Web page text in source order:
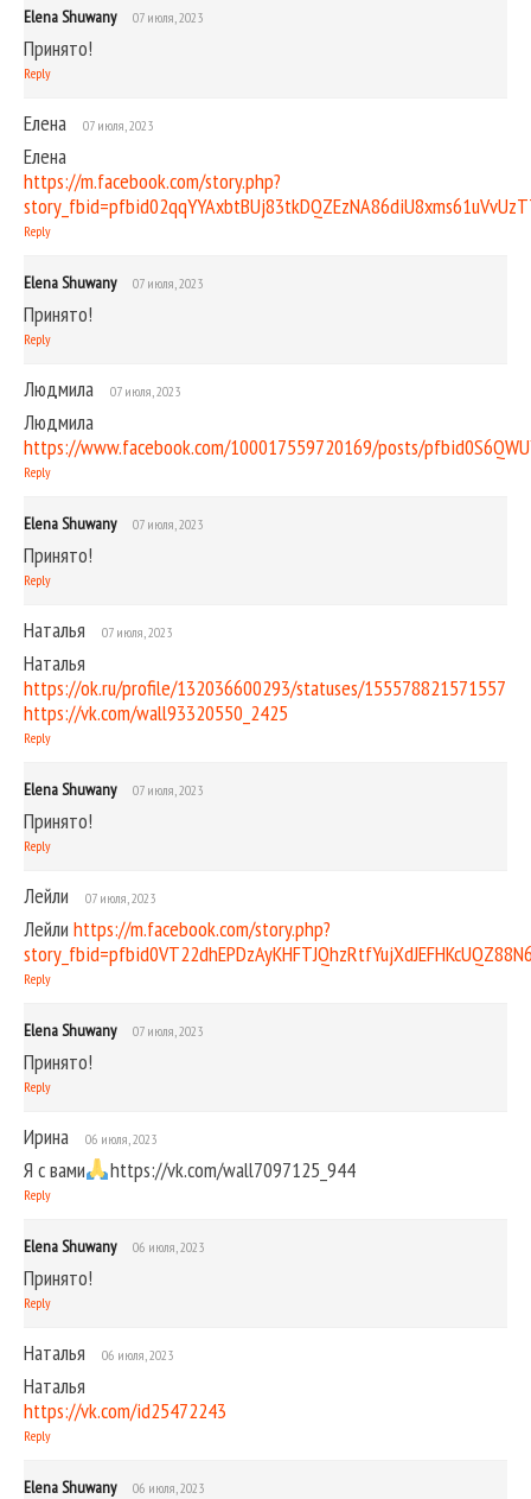
Elena Shuwany 07 июля, 2023
Принято!
Reply
Елена 07 июля, 2023
Елена
https://m.facebook.com/story.php?
Reply
Elena Shuwany 07 июля, 2023
Принято!
Reply
Людмила 07 июля, 2023
Людмила
https://www.facebook.com/100017559720169/posts/
Reply
Elena Shuwany 07 июля, 2023
Принято!
Reply
Наталья 07 июля, 2023
Наталья
https://ok.ru/profile/132036600293/statuses/155578821571557
https://vk.com/wall93320550_2425
Reply
Elena Shuwany 07 июля, 2023
Принято!
Reply
Лейли 07 июля, 2023
Лейли https://m.facebook.com/story.php?
Reply
Elena Shuwany 07 июля, 2023
Принято!
Reply
Ирина 06 июля, 2023
Я с вами https://vk.com/wall7097125_944
Reply
Elena Shuwany 06 июля, 2023
Принято!
Reply
Наталья 06 июля, 2023
Наталья
https://vk.com/id25472243
Reply
Elena Shuwany 06 июля, 2023